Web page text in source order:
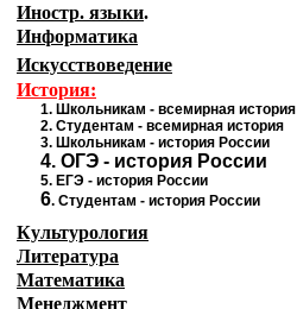
Иностр. языки.
Информатика
Искусствоведение
История:
1. Школьникам - всемирная история
2. Студентам - всемирная история
3. Школьникам - история России
4. ОГЭ - история России
5. ЕГЭ - история России
6. Студентам - история России
Культурология
Литература
Математика
Менеджмент